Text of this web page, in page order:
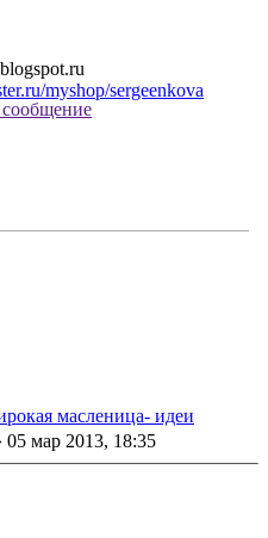
myshop/sergeenkova
масленица- идеи
05 мар 2013, 18:35